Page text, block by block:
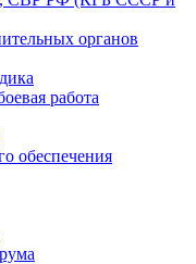
органов
работа
обеспечения